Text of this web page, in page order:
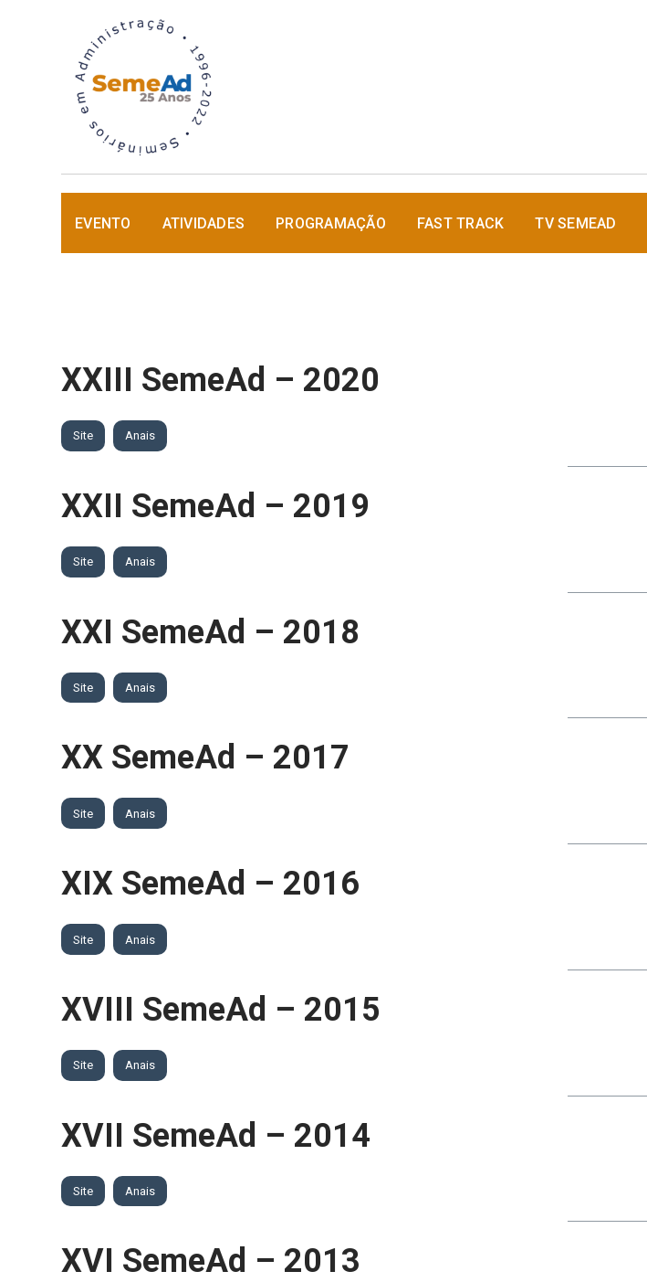
EVENTO ATIVIDADES PROGRAMAÇÃO FAST TRACK TV SEMEAD
XXIII SemeAd – 2020
Site Anais
XXII SemeAd – 2019
Site Anais
XXI SemeAd – 2018
Site Anais
XX SemeAd – 2017
Site Anais
XIX SemeAd – 2016
Site Anais
XVIII SemeAd – 2015
Site Anais
XVII SemeAd – 2014
Site Anais
XVI SemeAd – 2013